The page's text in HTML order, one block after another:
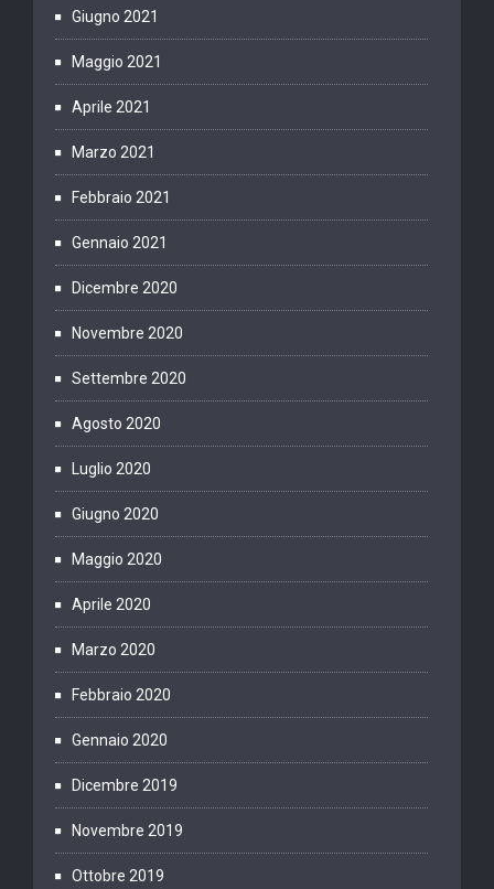
Giugno 2021
Maggio 2021
Aprile 2021
Marzo 2021
Febbraio 2021
Gennaio 2021
Dicembre 2020
Novembre 2020
Settembre 2020
Agosto 2020
Luglio 2020
Giugno 2020
Maggio 2020
Aprile 2020
Marzo 2020
Febbraio 2020
Gennaio 2020
Dicembre 2019
Novembre 2019
Ottobre 2019